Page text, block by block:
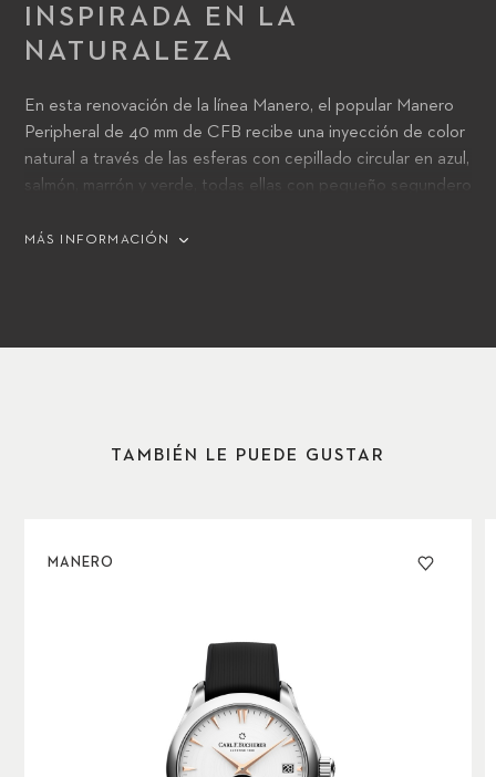
INSPIRADA EN LA
NATURALEZA
En esta renovación de la línea Manero, el popular Manero
Peripheral de 40 mm de CFB recibe una inyección de color
natural a través de las esferas con cepillado circular en azul,
salmón, marrón y verde, todas ellas con pequeño segundero
segundero, respectivamente, negro o blanco plateado.
contemporáneo para CFB
MÁS INFORMACIÓN
TAMBIÉN LE PUEDE GUSTAR
MANERO